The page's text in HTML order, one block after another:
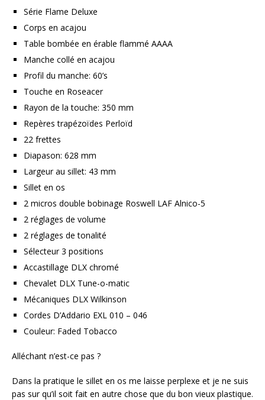
Série Flame Deluxe
Corps en acajou
Table bombée en érable flammé AAAA
Manche collé en acajou
Profil du manche: 60’s
Touche en Roseacer
Rayon de la touche: 350 mm
Repères trapézoïdes Perloïd
22 frettes
Diapason: 628 mm
Largeur au sillet: 43 mm
Sillet en os
2 micros double bobinage Roswell LAF Alnico-5
2 réglages de volume
2 réglages de tonalité
Sélecteur 3 positions
Accastillage DLX chromé
Chevalet DLX Tune-o-matic
Mécaniques DLX Wilkinson
Cordes D’Addario EXL 010 – 046
Couleur: Faded Tobacco
Alléchant n’est-ce pas ?
Dans la pratique le sillet en os me laisse perplexe et je ne suis
pas sur qu’il soit fait en autre chose que du bon vieux plastique.